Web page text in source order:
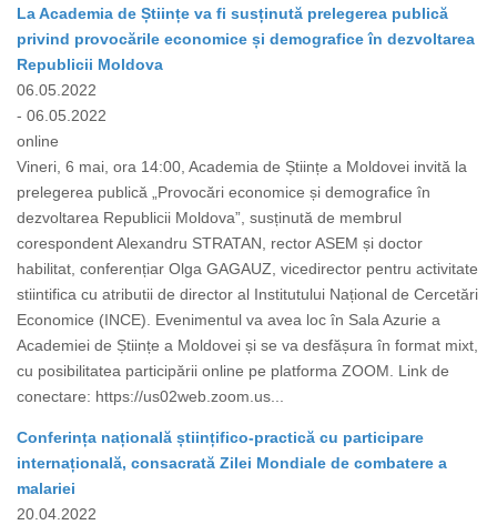
La Academia de Științe va fi susținută prelegerea publică
privind provocările economice și demografice în dezvoltarea
Republicii Moldova
06.05.2022
- 06.05.2022
online
Vineri, 6 mai, ora 14:00, Academia de Științe a Moldovei invită la
prelegerea publică „Provocări economice și demografice în
dezvoltarea Republicii Moldova”, susținută de membrul
corespondent Alexandru STRATAN, rector ASEM și doctor
habilitat, conferențiar Olga GAGAUZ, vicedirector pentru activitate
stiintifica cu atributii de director al Institutului Național de Cercetări
Economice (INCE). Evenimentul va avea loc în Sala Azurie a
Academiei de Științe a Moldovei și se va desfășura în format mixt,
cu posibilitatea participării online pe platforma ZOOM. Link de
conectare: https://us02web.zoom.us...
Conferința națională științifico-practică cu participare
internațională, consacrată Zilei Mondiale de combatere a
malariei
20.04.2022